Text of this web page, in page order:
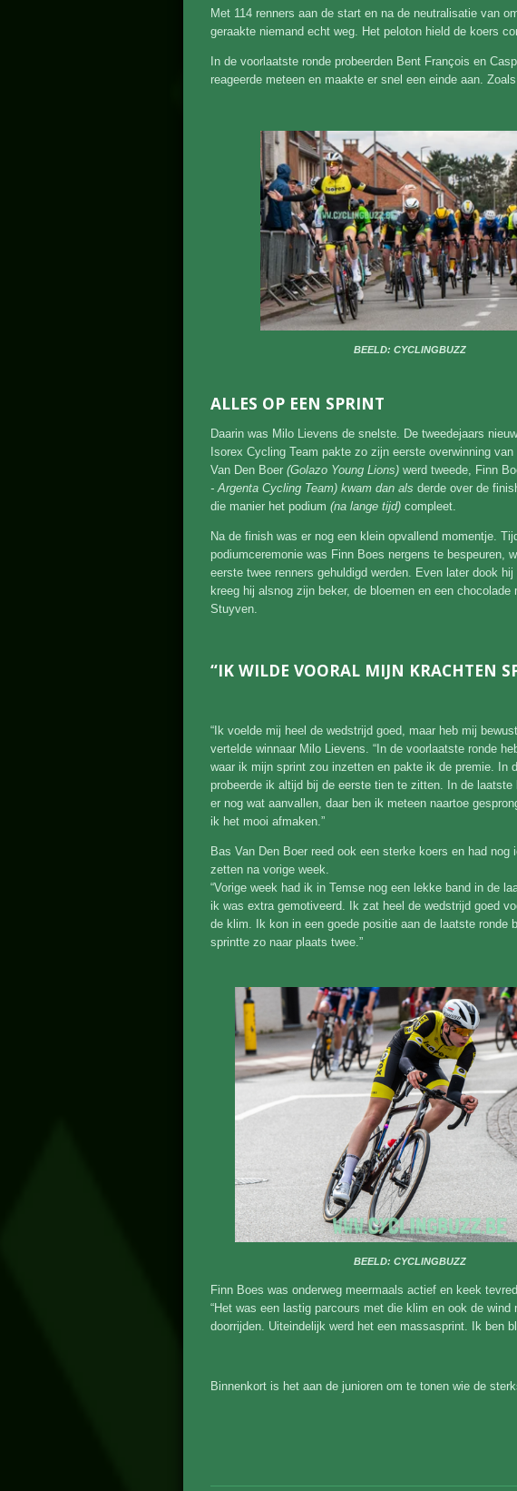
Met 114 renners aan de start en na de neutralisatie van
geraakte niemand echt weg. Het peloton hield de koers
In de voorlaatste ronde probeerden Bent François en
reageerde meteen en maakte er snel een einde aan.
BEELD: CYCLINGBUZZ
ALLES OP EEN SPRINT
Daarin was Milo Lievens de snelste. De tweedejaars
Isorex Cycling Team pakte zo zijn eerste overwinning
Van Den Boer (Golazo Young Lions) werd tweede, Finn
- Argenta Cycling Team) kwam dan als derde over de
die manier het podium (na lange tijd) compleet.
Na de finish was er nog een klein opvallend momentje.
podiumceremonie was Finn Boes nergens te bespeuren,
eerste twee renners gehuldigd werden. Even later dook
kreeg hij alsnog zijn beker, de bloemen en een chocolade
Stuyven.
“IK WILDE VOORAL MIJN KRACHTEN
“Ik voelde mij heel de wedstrijd goed, maar heb mij
vertelde winnaar Milo Lievens. “In de voorlaatste ronde
waar ik mijn sprint zou inzetten en pakte ik de premie. In
probeerde ik altijd bij de eerste tien te zitten. In de laatste
er nog wat aanvallen, daar ben ik meteen naartoe
ik het mooi afmaken.”
Bas Van Den Boer reed ook een sterke koers en had nog
zetten na vorige week.
“Vorige week had ik in Temse nog een lekke band in de
ik was extra gemotiveerd. Ik zat heel de wedstrijd goed
de klim. Ik kon in een goede positie aan de laatste ronde
sprintte zo naar plaats twee.”
BEELD: CYCLINGBUZZ
Finn Boes was onderweg meermaals actief en keek
“Het was een lastig parcours met die klim en ook de
doorrijden. Uiteindelijk werd het een massasprint. Ik ben
Binnenkort is het aan de junioren om te tonen wie de